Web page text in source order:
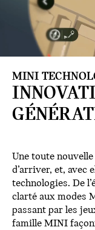
MINI
Une toute
d’arriver, et, avec
technologies. De
clarté aux modes
passant par les
famille MINI